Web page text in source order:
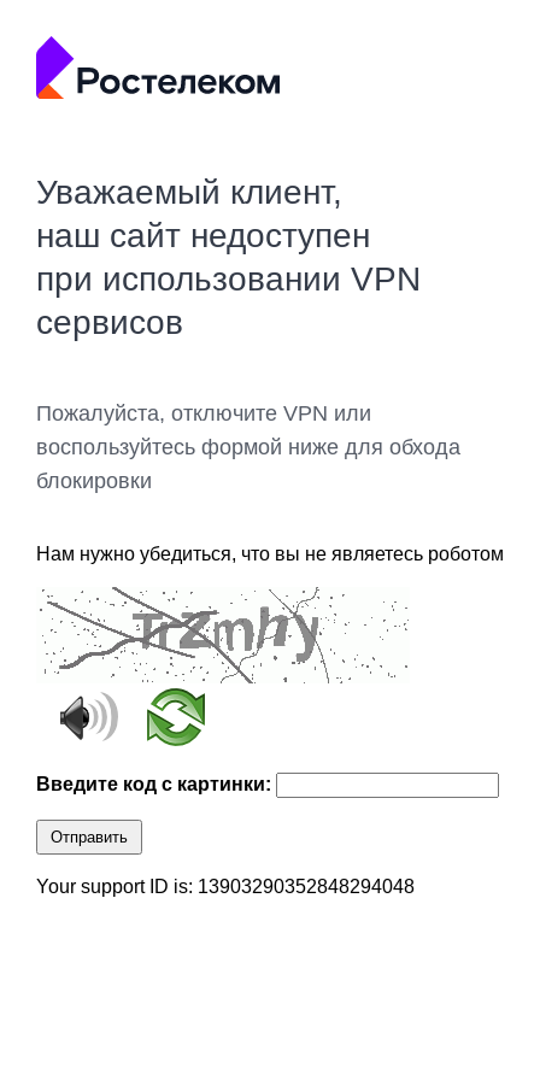
Уважаемый клиент,
наш сайт недоступен
при использовании VPN
сервисов
Пожалуйста, отключите VPN или
воспользуйтесь формой ниже для обхода
блокировки
Нам нужно убедиться, что вы не являетесь роботом
Введите код с картинки:
Отправить
Your support ID is: 13903290352848294048